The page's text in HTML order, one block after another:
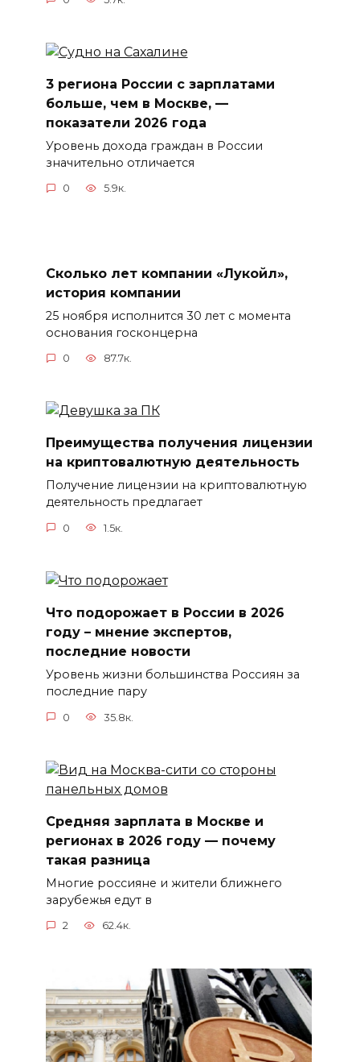
3 региона России с зарплатами
больше, чем в Москве, —
показатели 2026 года
Уровень дохода граждан в России
значительно отличается
0 5.9к.
Сколько лет компании «Лукойл»,
история компании
25 ноября исполнится 30 лет с момента
основания госконцерна
0 87.7к.
Преимущества получения лицензии
на криптовалютную деятельность
Получение лицензии на криптовалютную
деятельность предлагает
0 1.5к.
Что подорожает в России в 2026
году – мнение экспертов,
последние новости
Уровень жизни большинства Россиян за
последние пару
0 35.8к.
Средняя зарплата в Москве и
регионах в 2026 году — почему
такая разница
Многие россияне и жители ближнего
зарубежья едут в
2 62.4к.